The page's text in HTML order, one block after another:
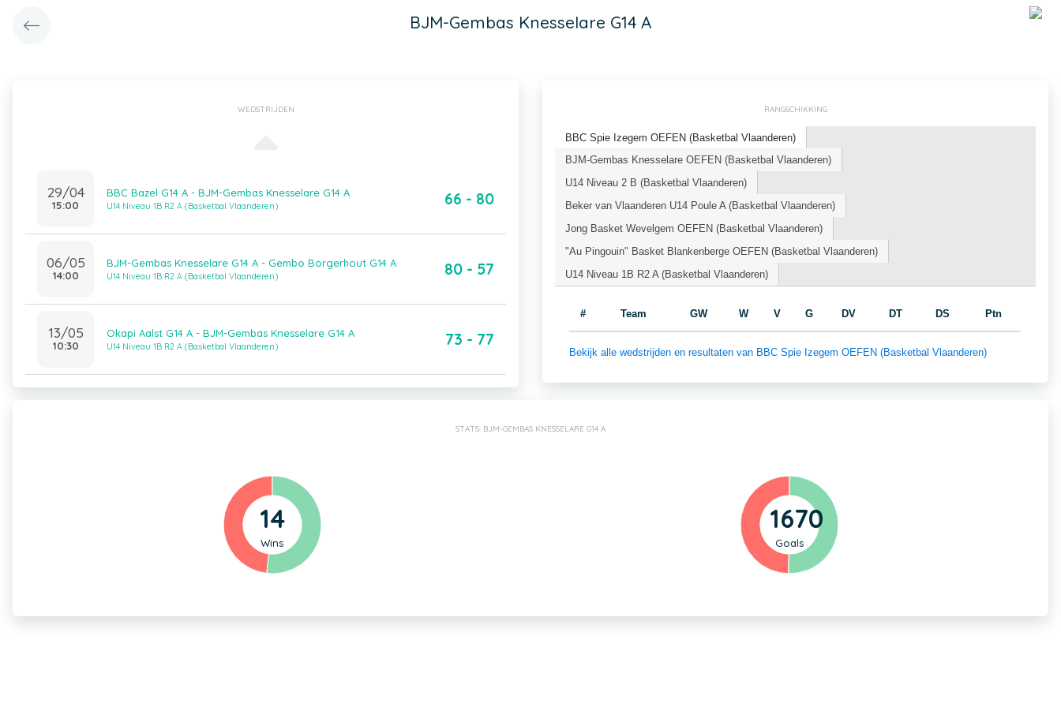
BJM-Gembas Knesselare G14 A
WEDSTRIJDEN
29/04
15:00
BBC Bazel G14 A - BJM-Gembas Knesselare G14 A
U14 Niveau 1B R2 A (Basketbal Vlaanderen) 66 - 80
06/05
14:00
BJM-Gembas Knesselare G14 A - Gembo Borgerhout G14 A
U14 Niveau 1B R2 A (Basketbal Vlaanderen) 80 - 57
13/05
10:30
Okapi Aalst G14 A - BJM-Gembas Knesselare G14 A
U14 Niveau 1B R2 A (Basketbal Vlaanderen) 73 - 77
RANGSCHIKKING
BBC Spie Izegem OEFEN (Basketbal Vlaanderen)
BJM-Gembas Knesselare OEFEN (Basketbal Vlaanderen)
U14 Niveau 2 B (Basketbal Vlaanderen)
Beker van Vlaanderen U14 Poule A (Basketbal Vlaanderen)
Jong Basket Wevelgem OEFEN (Basketbal Vlaanderen)
"Au Pingouin" Basket Blankenberge OEFEN (Basketbal Vlaanderen)
U14 Niveau 1B R2 A (Basketbal Vlaanderen)
# Team GW W V G DV DT DS Ptn
Bekijk alle wedstrijden en resultaten van BBC Spie Izegem OEFEN (Basketbal Vlaanderen)
STATS: BJM-GEMBAS KNESSELARE G14 A
14
Wins
1670
Goals